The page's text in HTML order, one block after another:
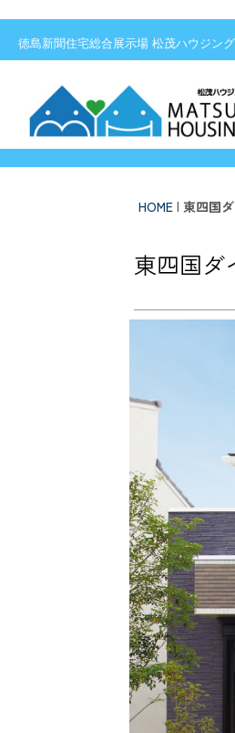
徳島新聞住宅総合展示場 松茂ハウジン
HOME | 東四国
東四国ダ